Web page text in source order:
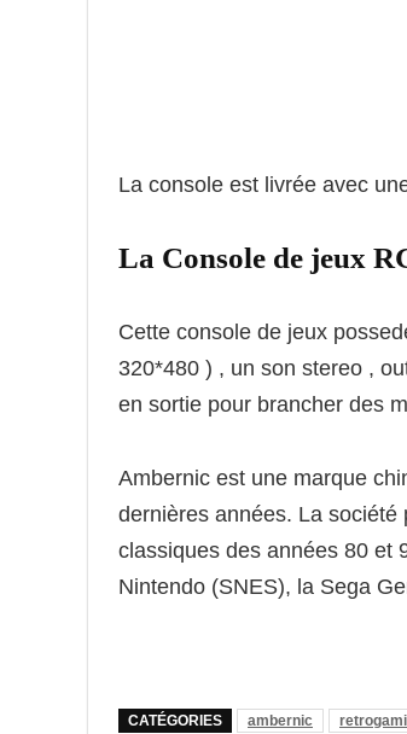
La console est livrée avec
La Console de jeux
Cette console de jeux
320*480 ) , un son stereo ,
en sortie pour brancher des
Ambernic est une marque
dernières années. La
classiques des années 80 et
Nintendo (SNES), la Sega
CATÉGORIES ambernic